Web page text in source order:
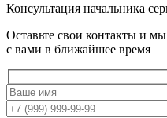
Консультация начальника
Оставьте свои контакты и
с вами в ближайшее время